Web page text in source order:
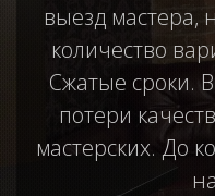
выезд мастера,
количество
Сжатые сроки.
потери
мастерских. До